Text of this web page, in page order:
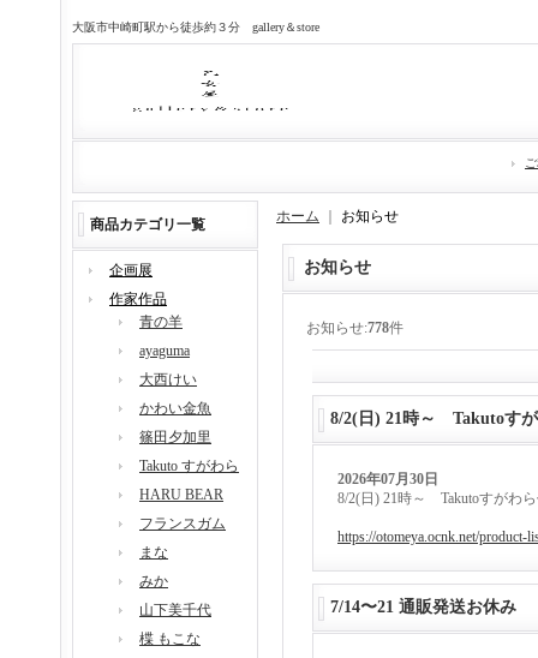
大阪市中崎町駅から徒歩約３分 gallery＆store
商品カテゴリ一覧
企画展
作家作品
青の羊
ayaguma
大西けい
かわい金魚
篠田夕加里
Takuto すがわら
HARU BEAR
フランスガム
まな
みか
山下美千代
楪 もこな
ホーム お知らせ
お知らせ
お知らせ:778件
8/2(日) 21時～ Takutoす
2026年07月30日
8/2(日) 21時～ Takutoすがわ
https://otomeya.ocnk.net/product-
7/14〜21 通販発送お休み